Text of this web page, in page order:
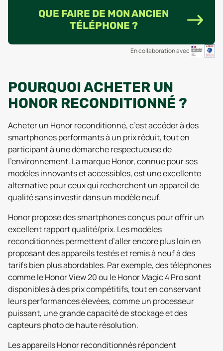
QUE FAIRE DE MON ANCIEN
TÉLÉPHONE ?
En collaboration avec
POURQUOI ACHETER UN
HONOR RECONDITIONNÉ ?
Acheter un Honor reconditionné, c’est accéder à des
smartphones performants à un prix réduit, tout en
participant à une démarche respectueuse de
l’environnement. La marque Honor, connue pour ses
modèles innovants et accessibles, est une excellente
alternative pour ceux qui recherchent un appareil de
qualité sans investir dans un modèle neuf.
Honor propose des smartphones conçus pour offrir un
excellent rapport qualité/prix. Les modèles
reconditionnés permettent d’aller encore plus loin en
proposant des appareils testés et remis à neuf à des
tarifs bien plus abordables. Par exemple, des téléphones
comme le Honor View 20 ou le Honor Magic 4 Pro sont
disponibles à des prix compétitifs, tout en conservant
leurs performances élevées, comme un processeur
puissant, une grande capacité de stockage et des
capteurs photo de haute résolution.
Les appareils Honor reconditionnés répondent